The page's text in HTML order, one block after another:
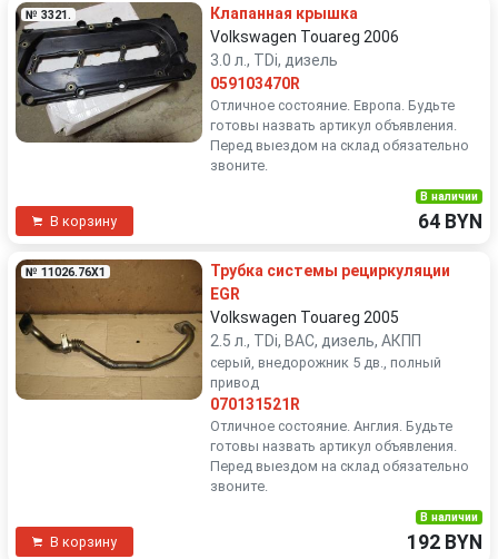
№ 3321.
Клапанная крышка
Volkswagen Touareg 2006
3.0 л., TDi, дизель
059103470R
Отличное состояние. Европа. Будьте
готовы назвать артикул объявления.
Перед выездом на склад обязательно
звоните.
В корзину
В наличии
64 BYN
№ 11026.76X1
Трубка системы рециркуляции
EGR
Volkswagen Touareg 2005
2.5 л., TDi, BAC, дизель, АКПП
серый, внедорожник 5 дв., полный
привод
070131521R
Отличное состояние. Англия. Будьте
готовы назвать артикул объявления.
Перед выездом на склад обязательно
звоните.
В корзину
В наличии
192 BYN